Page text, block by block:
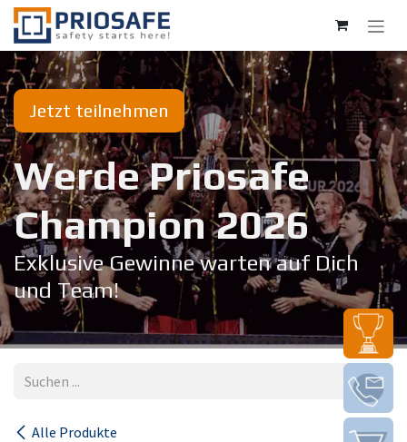
Zum Inhalt springen
Jetzt teilnehmen
Werde Priosafe
Champion 20​26
Exklusive Gewinne warten auf Dich
und Team!
Alle Produkte